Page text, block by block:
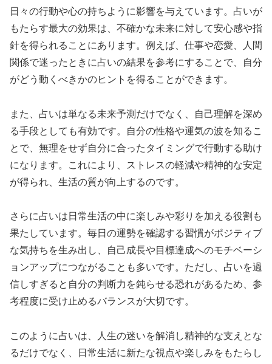
日々の行動や心の持ちように影響を与えています。占いが
もたらす最大の効果は、不確かな未来に対して安心感や指
針を得られることにあります。例えば、仕事や恋愛、人間
関係で迷ったときに占いの結果を参考にすることで、自分
がどう動くべきかのヒントを得ることができます。
また、占いは単なる未来予測だけでなく、自己理解を深め
る手段としても有効です。自分の性格や運気の波を知るこ
とで、無理をせず自分に合ったタイミングで行動する助け
になります。これにより、ストレスの軽減や精神的な安定
が得られ、生活の質が向上するのです。
さらに占いは日常生活の中に楽しみや彩りを加える役割も
果たしています。毎日の運勢を確認する習慣がポジティブ
な気持ちを生み出し、自己成長や目標達成へのモチベーシ
ョンアップにつながることも多いです。ただし、占いを過
信しすぎると自分の判断力を鈍らせる恐れがあるため、参
考程度に受け止めるバランスが大切です。
このように占いは、人生の迷いを解消し精神的な支えとな
るだけでなく、日常生活に新たな視点や楽しみをもたらし